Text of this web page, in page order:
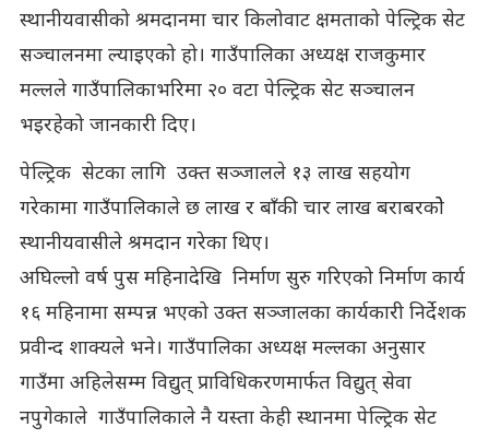
स्थानीयवासीको श्रमदानमा चार किलोवाट क्षमताको पेल्ट्रिक सेट
सञ्चालनमा ल्याइएको हो। गाउँपालिका अध्यक्ष राजकुमार
मल्लले गाउँपालिकाभरिमा २० वटा पेल्ट्रिक सेट सञ्चालन
भइरहेको जानकारी दिए।
पेल्ट्रिक सेटका लागि उक्त सञ्जालले १३ लाख सहयोग
गरेकामा गाउँपालिकाले छ लाख र बाँकी चार लाख बराबरकोे
स्थानीयवासीले श्रमदान गरेका थिए।
अघिल्लो वर्ष पुस महिनादेखि निर्माण सुरु गरिएको निर्माण कार्य
१६ महिनामा सम्पन्न भएको उक्त सञ्जालका कार्यकारी निर्देशक
प्रवीन्द शाक्यले भने। गाउँपालिका अध्यक्ष मल्लका अनुसार
गाउँमा अहिलेसम्म विद्युत् प्राविधिकरणमार्फत विद्युत् सेवा
नपुगेकाले गाउँपालिकाले नै यस्ता केही स्थानमा पेल्ट्रिक सेट